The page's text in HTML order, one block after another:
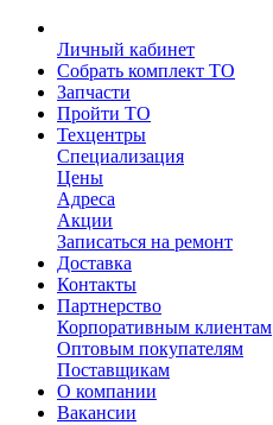
Личный кабинет
Собрать комплект ТО
Запчасти
Пройти ТО
Техцентры
Специализация
Цены
Адреса
Акции
Записаться на ремонт
Доставка
Контакты
Партнерство
Корпоративным клиентам
Оптовым покупателям
Поставщикам
О компании
Вакансии